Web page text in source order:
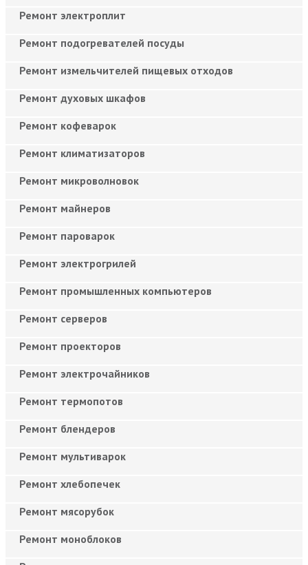
Ремонт электроплит
Ремонт подогревателей посуды
Ремонт измельчителей пищевых отходов
Ремонт духовых шкафов
Ремонт кофеварок
Ремонт климатизаторов
Ремонт микроволновок
Ремонт майнеров
Ремонт пароварок
Ремонт электрогрилей
Ремонт промышленных компьютеров
Ремонт серверов
Ремонт проекторов
Ремонт электрочайников
Ремонт термопотов
Ремонт блендеров
Ремонт мультиварок
Ремонт хлебопечек
Ремонт мясорубок
Ремонт моноблоков